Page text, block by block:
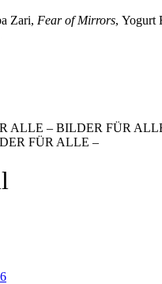
Zari, Fearof Mirrors, Yogurt
ALLE – BILDER FÜR
FÜR ALLE –